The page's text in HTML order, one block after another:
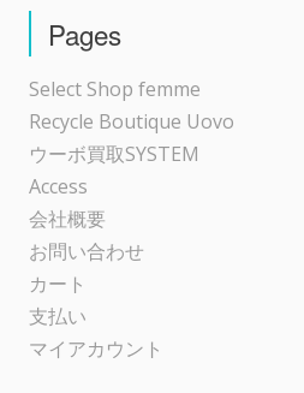
シ
ョ
ン
Pages
Select Shop femme
Recycle Boutique Uovo
ウーボ買取SYSTEM
Access
会社概要
お問い合わせ
カート
支払い
マイアカウント